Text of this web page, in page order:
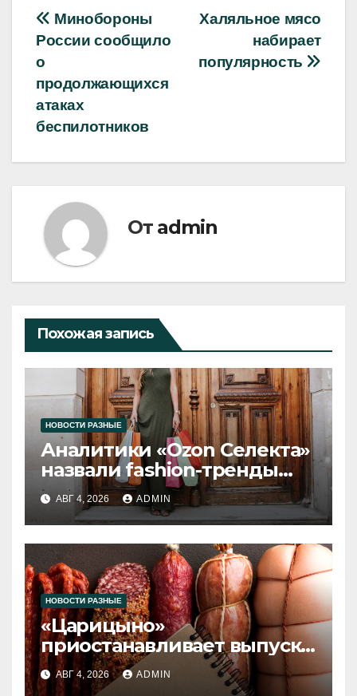
Навигация
по
записям
Халяльное мясо
набираeт
популярность
Минобороны
России сообщило
о
продолжающихся
атаках
беспилотников
От admin
Похожая запись
НОВОСТИ РАЗНЫЕ
Аналитики «Ozon Селекта»
назвали fashion-тренды
2026 года
АВГ 4, 2026 ADMIN
НОВОСТИ РАЗНЫЕ
«Царицыно»
приостанавливает выпуск
продукции
АВГ 4, 2026 ADMIN